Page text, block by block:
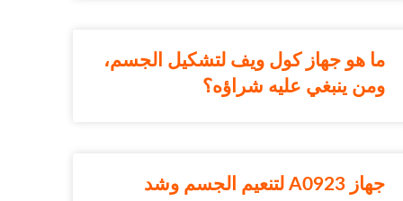
ما هو جهاز كول ويف لتشكيل الجسم،
ومن ينبغي عليه شراؤه؟
جهاز A0923 لتنعيم الجسم وشد